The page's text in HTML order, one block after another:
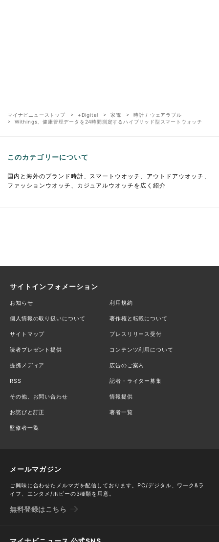
マイナビニューストップ +Digital 家電
時計 / ウェアラブル
Withings、健康管理データを24時間測定するハイブリッド型スマートウォッチ
このカテゴリーについて
国内と海外のブランド時計、スマートウオッチ、アウトドアウオッチ、
ファッションウオッチ、カジュアルウオッチを広く紹介
サイトインフォメーション
お知らせ 利用規約
個人情報の取り扱いについて 著作権と転載について
サイトマップ プレスリリース受付
読者プレゼント提供 コンテンツ利用について
提携メディア 広告のご案内
RSS 記者・ライター募集
その他、お問い合わせ 情報提供
お詫びと訂正 著者一覧
監修者一覧
メールマガジン
ご興味に合わせたメルマガを配信しております。PC/デジタル、ワーク&ラ
イフ、エンタメ/ホビーの3種類を用意。
無料登録はこちら